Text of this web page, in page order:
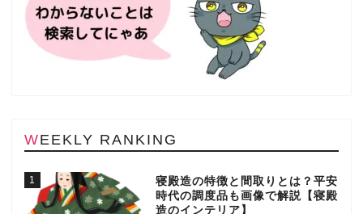
WEEKLY RANKING
1
寝殿造の特徴と間取りとは？平安
時代の調度品も画像で解説【寝殿
造のインテリア】